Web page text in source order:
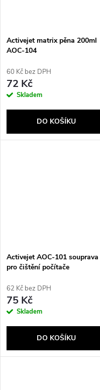
Activejet matrix pěna 200ml
AOC-104
60 Kč bez DPH
72 Kč
Skladem
DO KOŠÍKU
Activejet AOC-101 souprava
pro čištění počítače
LCD/TFT/Plazma, Mobilní
telefon/smartphone,
Zástěny/plasty Pěna na čištění
62 Kč bez DPH
75 Kč
Skladem
DO KOŠÍKU